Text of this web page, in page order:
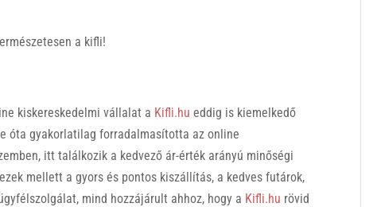
a kifli!
kiskereskedelmi vállalat a Kifli.hu eddig is kiemelkedő
óta gyakorlatilag forradalmasította az online
itt találkozik a kedvező ár-érték arányú minőségi
mellett a gyors és pontos kiszállítás, a kedves futárok,
mind hozzájárult ahhoz, hogy a Kifli.hu rövid